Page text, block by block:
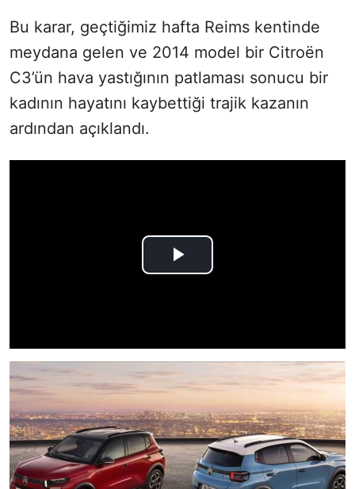
Bu karar, geçtiğimiz hafta Reims kentinde
meydana gelen ve 2014 model bir Citroën
C3’ün hava yastığının patlaması sonucu bir
kadının hayatını kaybettiği trajik kazanın
ardından açıklandı.